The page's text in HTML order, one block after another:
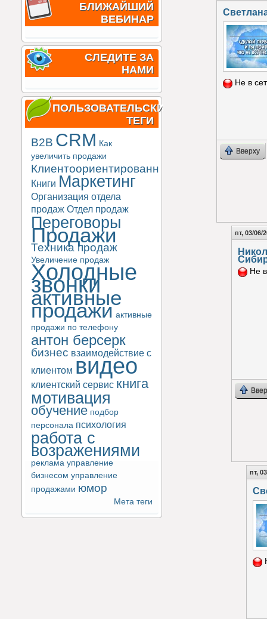
БЛИЖАЙШИЙ
ВЕБИНАР
СЛЕДИТЕ ЗА
НАМИ
ПОЛЬЗОВАТЕЛЬСКИЕ
ТЕГИ
B2B CRM Как
увеличить продажи
Клиентоориентированность
Книги Маркетинг
Организация отдела
продаж Отдел продаж
Переговоры
Продажи
Техника продаж
Увеличение продаж
Холодные
звонки
активные
продажи активные
продажи по телефону
антон берсерк
бизнес взаимодействие с
клиентом видео
клиентский сервис книга
мотивация
обучение подбор
персонала психология
работа с
возражениями
реклама управление
бизнесом управление
продажами юмор
Мета теги
Не в
Вверху
пт, 03/06/
Не
пт,